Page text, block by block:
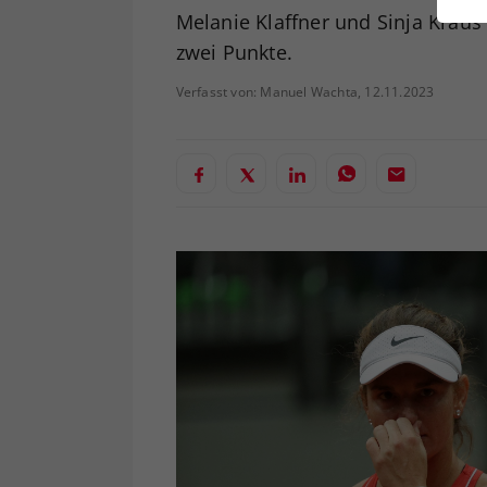
Melanie Klaffner und Sinja
zwei Punkte.
Verfasst von: Manuel Wachta, 12.11.2023